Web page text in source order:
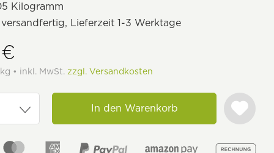
Kilogramm
Lieferzeit 1-3 Werktage
• inkl. MwSt. zzgl. Versandkosten
In den Warenkorb